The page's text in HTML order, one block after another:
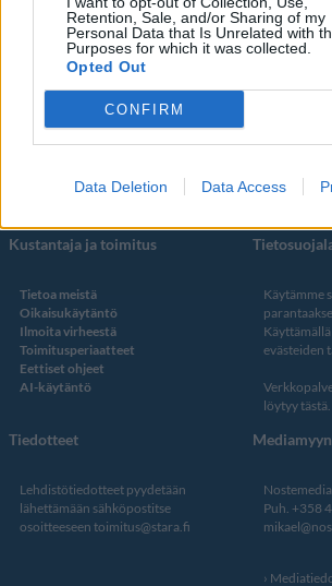
Retention, Sale, and/or Sharing of my
Personal Data that Is Unrelated with
Purposes for which it was collected.
Opted Out
CONFIRM
Data Deletion Data Access
Koti & Asuminen
Elokuvat
Some
YouTube
Instagram
Twitter
Kustantaja ja toimitus
Tietoa meistä
Oikaisukäytäntö
Ilmoita virheestä
Toimitusperiaatteet
Eettiset ohjeet
AI-käytäntö
Käytämme
evästeiden
löytyy tästä
Tiedotteet
Lehdistötiedotteet pyydetään
lähettämään sähköpostitse
osoitteeseen toimitus@stara.fi
Puh. +358